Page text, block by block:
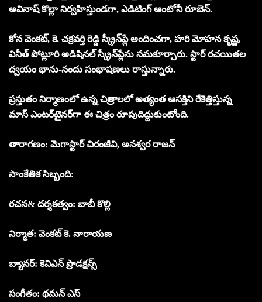
అవినాష్ కొల్లా నిర్వహిస్తుండగా, ఎడిటింగ్ ఆంటోనీ రూబెన్.
కోన వెంకట్, కె. చక్రవర్తి రెడ్డి స్క్రీన్‌ప్లే అందించగా, హరి మోహన కృష్ణ,
వినీత్ పోట్లూరి అడిషినల్ స్క్రీన్‌ప్లేను సమకూర్చారు. స్టార్ రచయితల
ద్వయం భాను-నందు సంభాషణలు రాస్తున్నారు.
ప్రస్తుతం నిర్మాణంలో ఉన్న చిత్రాలలో అత్యంత ఆసక్తిని రేకెత్తిస్తున్న
మాస్ ఎంటర్‌టైనర్‌గా ఈ చిత్రం రూపుదిద్దుకుంటోంది.
తారాగణం: మెగాస్టార్ చిరంజీవి, అనశ్వర రాజన్
సాంకేతిక సిబ్బంది:
రచన& దర్శకత్వం: బాబీ కొల్లి
నిర్మాత: వెంకట్ కె. నారాయణ
బ్యానర్: కెవిఎన్ ప్రొడక్షన్స్
సంగీతం: థమన్ ఎస్